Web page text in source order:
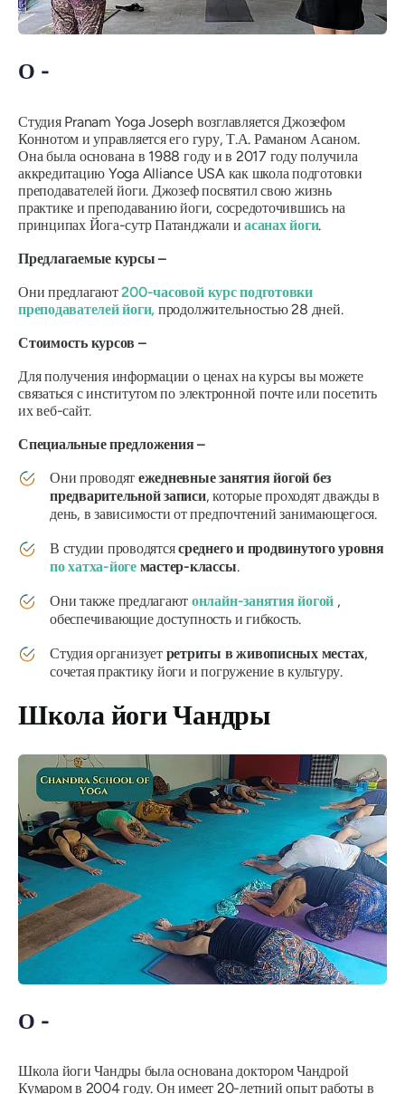
О -
Студия Pranam Yoga Joseph возглавляется Джозефом
Коннотом и управляется его гуру, Т.А. Раманом Асаном.
Она была основана в 1988 году и в 2017 году получила
аккредитацию Yoga Alliance USA как школа подготовки
преподавателей йоги. Джозеф посвятил свою жизнь
практике и преподаванию йоги, сосредоточившись на
принципах Йога-сутр Патанджали иасанах йоги.
Предлагаемые курсы –
Они предлагают200-часовой курс подготовки
преподавателей йоги, продолжительностью 28 дней.
Стоимость курсов –
Для получения информации о ценах на курсы вы можете
связаться с институтом по электронной почте или посетить
их веб-сайт.
Специальные предложения –
Они проводят ежедневные занятия йогой без
предварительной записи, которые проходят дважды в
день, в зависимости от предпочтений занимающегося.
В студии проводятсясреднего и продвинутого уровня
по хатха-йогемастер-классы.
Они также предлагают онлайн-занятия йогой ,
обеспечивающие доступность и гибкость.
Студия организует ретриты в живописных местах,
сочетая практику йоги и погружение в культуру.
Школа йоги Чандры
О -
Школа йоги Чандры была основана доктором Чандрой
Кумаром в 2004 году. Он имеет 20-летний опыт работы в